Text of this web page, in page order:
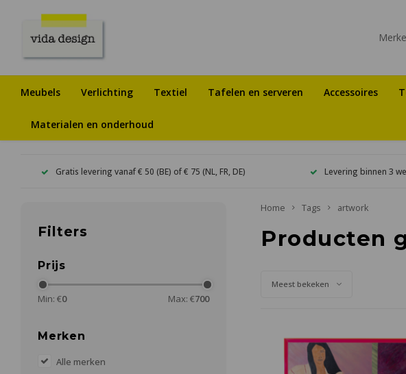
Meubels Verlichting Textiel Tafelen en serveren Accessoires
Materialen en onderhoud
Gratis levering vanaf € 50 (BE) of € 75 (NL, FR, DE) Levering binnen 3
Filters
Prijs
Min: €0 Max: €700
Merken
Alle merken
Home Tags artwork
Producten
Meest bekeken